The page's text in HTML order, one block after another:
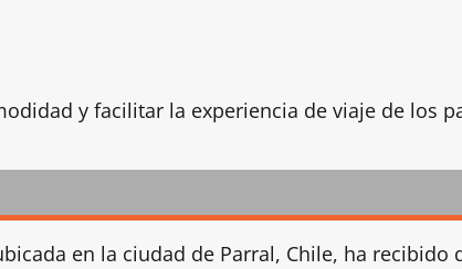
y facilitar la experiencia de viaje de los
en la ciudad de Parral, Chile, ha recibido